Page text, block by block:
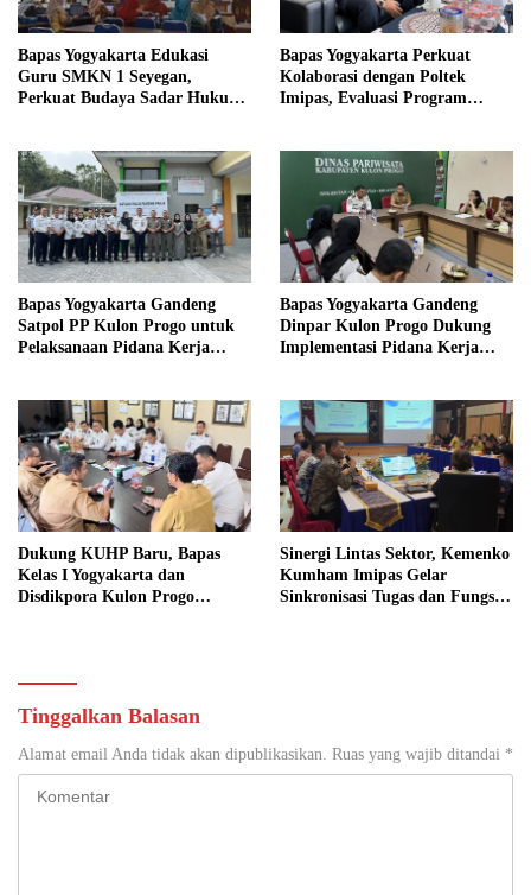
Bapas Yogyakarta Edukasi
Guru SMKN 1 Seyegan,
Perkuat Budaya Sadar Hukum
Bapas Yogyakarta Perkuat
Kolaborasi dengan Poltek
Imipas, Evaluasi Program
Bapas Yogyakarta Gandeng
Satpol PP Kulon Progo untuk
Pelaksanaan Pidana Kerja
Bapas Yogyakarta Gandeng
Dinpar Kulon Progo Dukung
Implementasi Pidana Kerja
Dukung KUHP Baru, Bapas
Kelas I Yogyakarta dan
Disdikpora Kulon Progo
Sinergi Lintas Sektor, Kemenko
Kumham Imipas Gelar
Sinkronisasi Tugas dan Fungsi
Tinggalkan Balasan
Alamat email Anda tidak akan dipublikasikan. Ruas yang wajib ditandai *